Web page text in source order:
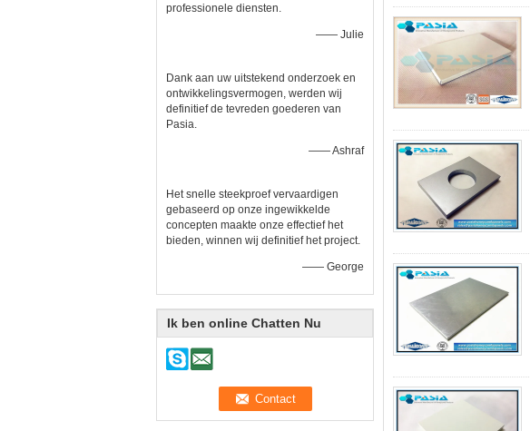
professionele diensten.
—— Julie
Dank aan uw uitstekend onderzoek en
ontwikkelingsvermogen, werden wij
definitief de tevreden goederen van
Pasia.
—— Ashraf
Het snelle steekproef vervaardigen
gebaseerd op onze ingewikkelde
concepten maakte onze effectief het
bieden, winnen wij definitief het project.
—— George
Ik ben online Chatten Nu